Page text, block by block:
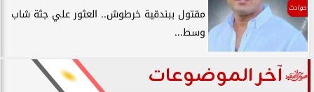
حوادث
مقتول ببندقية خرطوش.. العثور علي جثة شاب
وسط...
آخر الموضوعات